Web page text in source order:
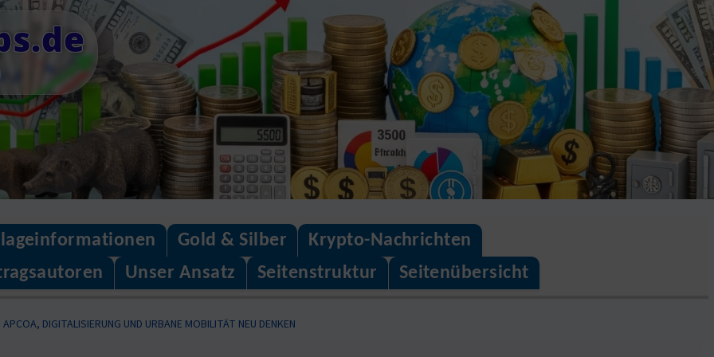
Gold & Silber
Krypto-Nachrichten
Unser Ansatz Seitenstruktur Seitenübersicht
APCOA, DIGITALISIERUNG UND URBANE MOBILITÄT NEU DENKEN